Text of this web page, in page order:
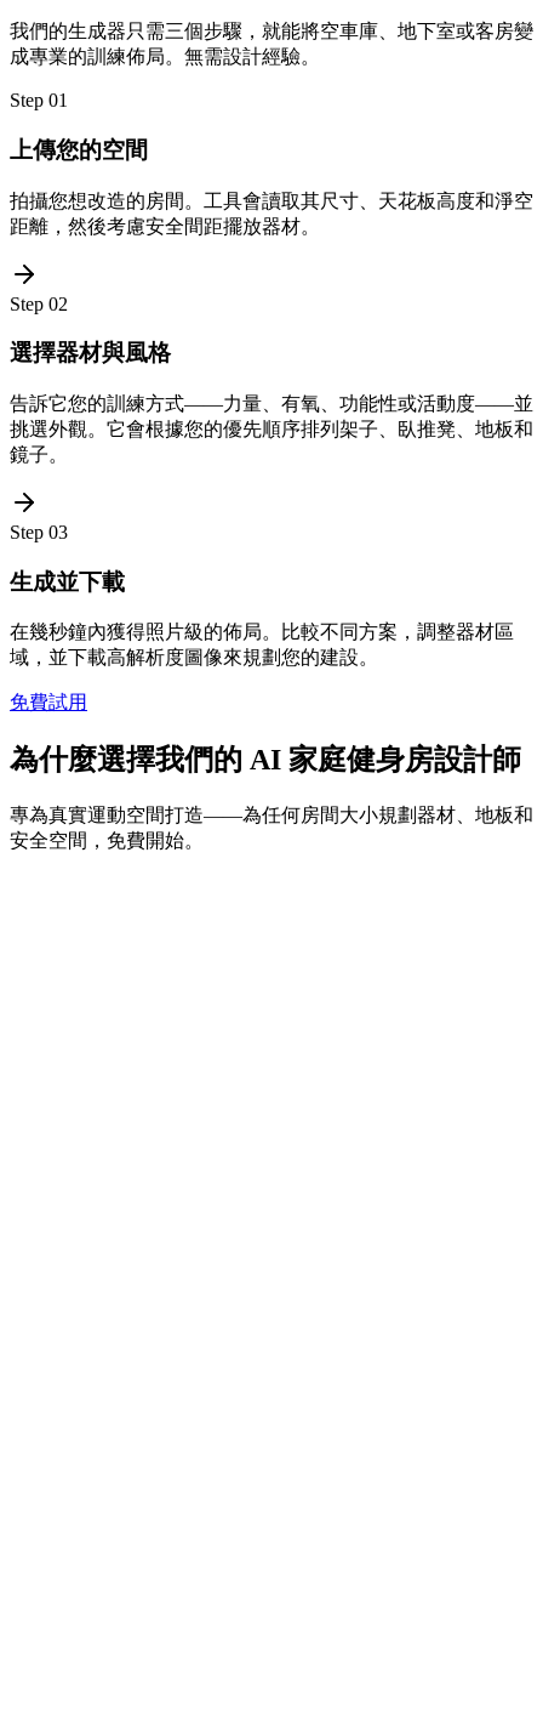
我們的生成器只需三個步驟，就能將空車庫、地下室或客房變
成專業的訓練佈局。無需設計經驗。
Step 01
上傳您的空間
拍攝您想改造的房間。工具會讀取其尺寸、天花板高度和淨空
距離，然後考慮安全間距擺放器材。
Step 02
選擇器材與風格
告訴它您的訓練方式——力量、有氧、功能性或活動度——並
挑選外觀。它會根據您的優先順序排列架子、臥推凳、地板和
鏡子。
Step 03
生成並下載
在幾秒鐘內獲得照片級的佈局。比較不同方案，調整器材區
域，並下載高解析度圖像來規劃您的建設。
免費試用
為什麼選擇我們的 AI 家庭健身房設計師
專為真實運動空間打造——為任何房間大小規劃器材、地板和
安全空間，免費開始。